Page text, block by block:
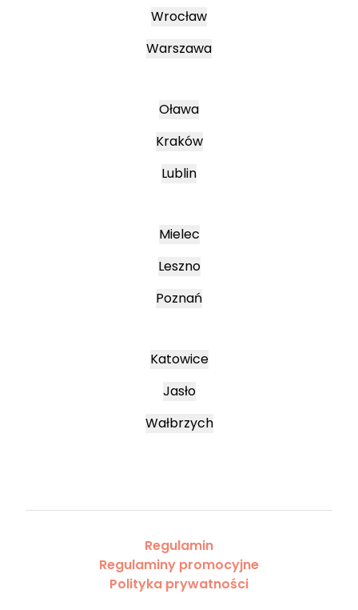
Wrocław
Warszawa
Oława
Kraków
Lublin
Mielec
Leszno
Poznań
Katowice
Jasło
Wałbrzych
Regulamin
Regulaminy promocyjne
Polityka prywatności